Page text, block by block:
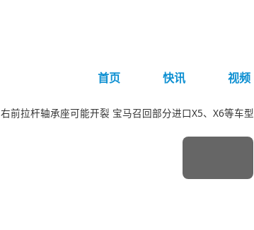
首页
快讯 视频
右前拉杆轴承座可能开裂 宝马召回部分进口X5、X6等车型